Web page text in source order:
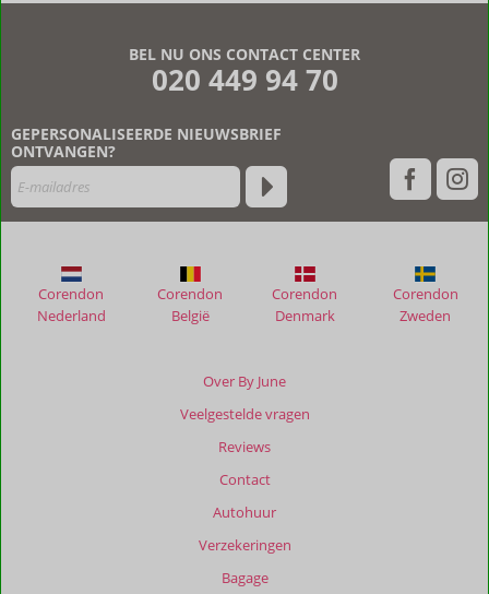
BEL NU ONS CONTACT CENTER
020 449 94 70
GEPERSONALISEERDE NIEUWSBRIEF
ONTVANGEN?
Over By June
Veelgestelde vragen
Reviews
Contact
Autohuur
Verzekeringen
Bagage
Corendon
Nederland
Corendon
België
Corendon
Denmark
Corendon
Zweden